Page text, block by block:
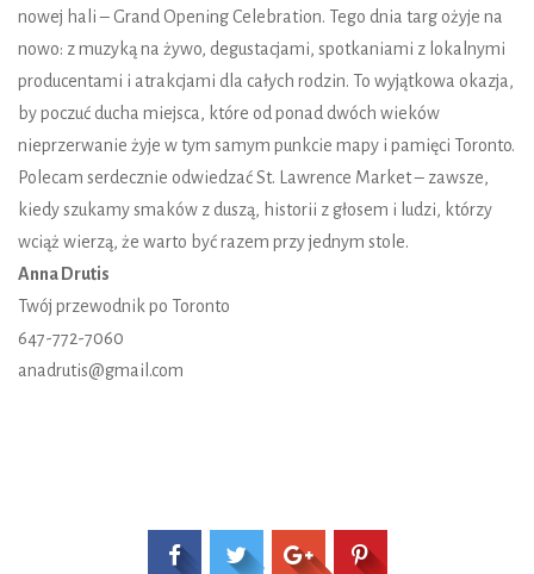
nowej hali – Grand Opening Celebration. Tego dnia targ ożyje na
nowo: z muzyką na żywo, degustacjami, spotkaniami z lokalnymi
producentami i atrakcjami dla całych rodzin. To wyjątkowa okazja,
by poczuć ducha miejsca, które od ponad dwóch wieków
nieprzerwanie żyje w tym samym punkcie mapy i pamięci Toronto.
Polecam serdecznie odwiedzać St. Lawrence Market – zawsze,
kiedy szukamy smaków z duszą, historii z głosem i ludzi, którzy
wciąż wierzą, że warto być razem przy jednym stole.
Anna Drutis
Twój przewodnik po Toronto
647-772-7060
anadrutis@gmail.com